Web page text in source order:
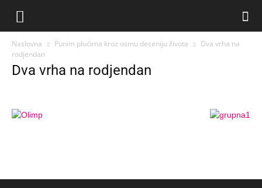
Naslovna Punim plućima kroz osmu deceniju života
Dva vrha na
rodjendan
Dva vrha na rodjendan